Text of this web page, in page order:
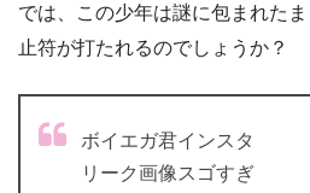
では、この少年は謎に包まれた
止符が打たれるのでしょうか？
ボイエガ君インスタ
リーク画像スゴすぎ